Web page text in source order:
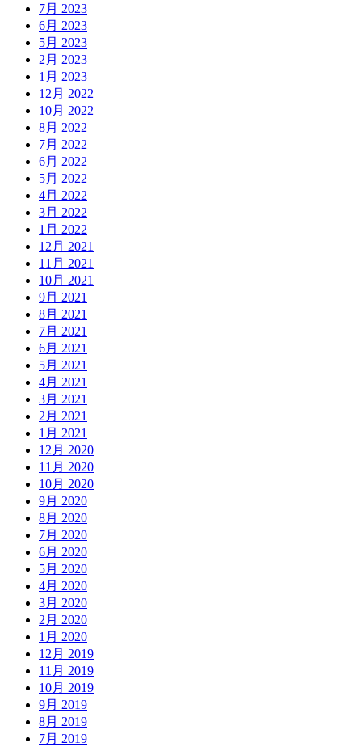
7月 2023
6月 2023
5月 2023
2月 2023
1月 2023
12月 2022
10月 2022
8月 2022
7月 2022
6月 2022
5月 2022
4月 2022
3月 2022
1月 2022
12月 2021
11月 2021
10月 2021
9月 2021
8月 2021
7月 2021
6月 2021
5月 2021
4月 2021
3月 2021
2月 2021
1月 2021
12月 2020
11月 2020
10月 2020
9月 2020
8月 2020
7月 2020
6月 2020
5月 2020
4月 2020
3月 2020
2月 2020
1月 2020
12月 2019
11月 2019
10月 2019
9月 2019
8月 2019
7月 2019